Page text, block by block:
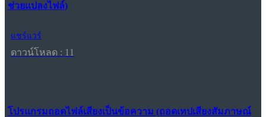
ช่วยแปลงไฟล์)
แชร์แวร์
ดาวน์โหลด : 11
โปรแกรมถอดไฟล์เสียงเป็นข้อความ (ถอดเทปเสียงสัมภาษณ์